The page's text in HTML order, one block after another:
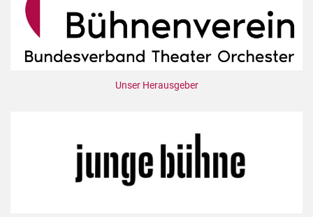
Unser Herausgeber